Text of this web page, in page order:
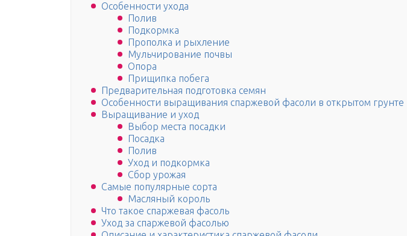
Особенности ухода
Полив
Подкормка
Прополка и рыхление
Мульчирование почвы
Опора
Прищипка побега
Предварительная подготовка семян
Особенности выращивания спаржевой фасоли в открытом грунте
Выращивание и уход
Выбор места посадки
Посадка
Полив
Уход и подкормка
Сбор урожая
Самые популярные сорта
Масляный король
Что такое спаржевая фасоль
Уход за спаржевой фасолью